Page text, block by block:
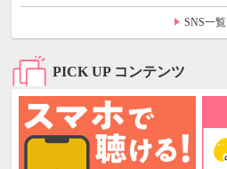
SNS一覧
PICK UP コンテンツ